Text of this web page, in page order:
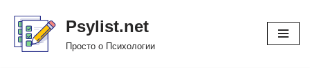
Перейти
Psylist.net
Просто о Психологии